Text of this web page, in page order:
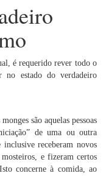
é requerido rever todo o
no estado do verdadeiro
são aquelas pessoas
de uma ou outra
receberam novos
e fizeram certos
concerne à comida, ao